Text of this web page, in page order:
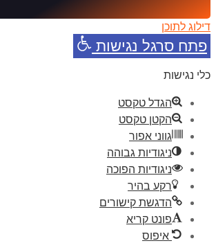
דילוג לתוכן
פתח סרגל נגישות
כלי נגישות
הגדל טקסט
הקטן טקסט
גווני אפור
ניגודיות גבוהה
ניגודיות הפוכה
רקע בהיר
הדגשת קישורים
פונט קריא
איפוס